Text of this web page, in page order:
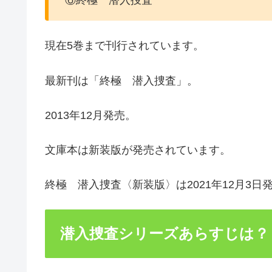
現在5巻まで刊行されています。
最新刊は「終極 潜入捜査」。
2013年12月発売。
文庫本は新装版が発売されています。
終極 潜入捜査〈新装版〉は2021年12月3日
潜入捜査シリーズあらすじは？